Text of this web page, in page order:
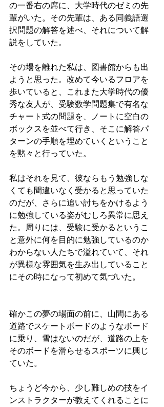
の一番右の席に、大学時代のゼミの先
輩がいた。その先輩は、ある同義語選
択問題の解答を述べ、それについて解
説をしていた。
その場を離れた私は、図書館からも出
ようと思った。改めて今いるフロアを
歩いていると、これまた大学時代の優
秀な友人が、受験数学問題集で有名な
チャート式の問題を、ノートに空白の
ボックスを並べて行き、そこに解答パ
ターンの手順を埋めていくということ
を黙々と行っていた。
私はそれを見て、彼ならもう勉強しな
くても間違いなく受かると思っていた
のだが、さらに追い討ちをかけるよう
に勉強している姿がむしろ異常に思え
た。周りには、受験に受かるというこ
と意外に何を目的に勉強しているのか
わからない人たちで溢れていて、それ
が異様な雰囲気を生み出していること
にその時になって初めて気づいた。
確かこの夢の場面の前に、山間にある
道路でスケートボードのようなボード
に乗り、雪はないのだが、道路の上を
そのボードを滑らせるスポーツに興じ
ていた。
ちょうど今から、少し難しめの技をイ
ンストラクターが教えてくれることに